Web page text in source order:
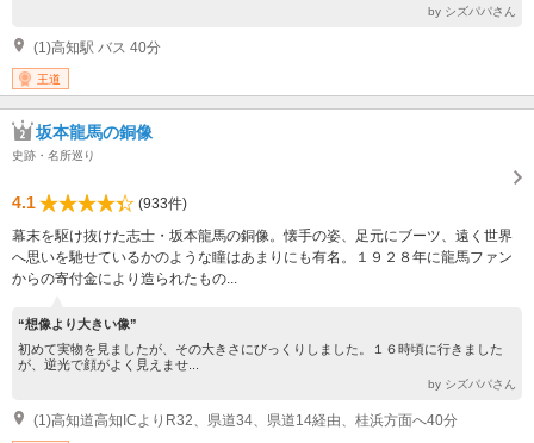
by シズパパさん
(1)高知駅 バス 40分
王道
坂本龍馬の銅像
史跡・名所巡り
4.1
(933件)
幕末を駆け抜けた志士・坂本龍馬の銅像。懐手の姿、足元にブーツ、遠く世界
へ思いを馳せているかのような瞳はあまりにも有名。１９２８年に龍馬ファン
からの寄付金により造られたもの...
“想像より大きい像”
初めて実物を見ましたが、その大きさにびっくりしました。１６時頃に行きました
が、逆光で顔がよく見えませ...
by シズパパさん
(1)高知道高知ICよりR32、県道34、県道14経由、桂浜方面へ40分